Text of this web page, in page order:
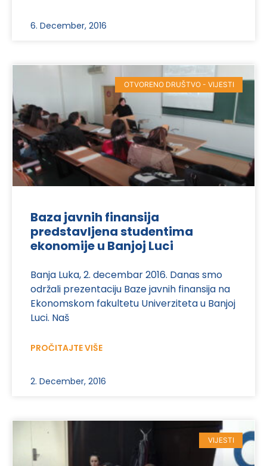
6. December, 2016
OTVORENO DRUŠTVO - VIJESTI
Baza javnih finansija
predstavljena studentima
ekonomije u Banjoj Luci
Banja Luka, 2. decembar 2016. Danas smo
održali prezentaciju Baze javnih finansija na
Ekonomskom fakultetu Univerziteta u Banjoj
Luci. Naš
PROČITAJTE VIŠE
2. December, 2016
VIJESTI